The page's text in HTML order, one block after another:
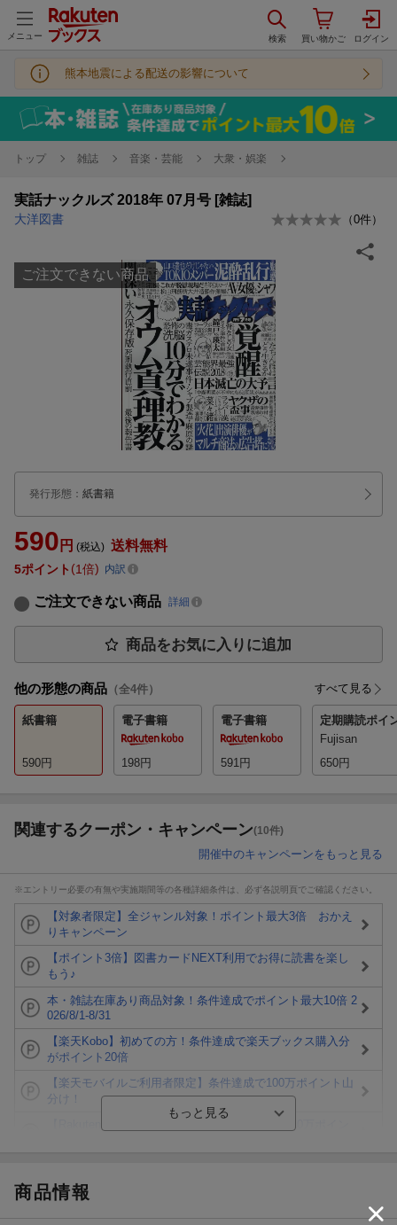
メニュー
熊本地震による配送の影響について
トップ 雑誌 音楽・芸能 大衆・娯楽
実話ナックルズ 2018年 07月号 [雑誌]
大洋図書 （0件）
ご注文できない商品
発行形態 ： 紙書籍
590 円 (税込) 送料無料
5ポイント 1倍 内訳
ご注文できない商品 詳細
商品をお気に入りに追加
他の形態の商品 （全4件） すべて見る
紙書籍
590円
電子書籍
198円
電子書籍
591 円
定期購読ポイ
Fujisan
650円
関連するクーポン・キャンペーン(10件)
開催中のキャンペーンをもっと見る
※エントリー必要の有無や実施期間等の各種詳細条件は、必ず各説明頁でご確認ください。
【対象者限定】全ジャンル対象！ポイント最大3倍 おかえ
りキャンペーン
【ポイント3倍】図書カードNEXT利用でお得に読書を楽し
もう♪
本・雑誌在庫あり商品対象！条件達成でポイント最大10倍 2
026/8/1-8/31
【楽天Kobo】初めての方！条件達成で楽天ブックス購入分
がポイント20倍
【楽天モバイルご利用者限定】条件達成で100万ポイント山
分け！
が当たる！
商品情報